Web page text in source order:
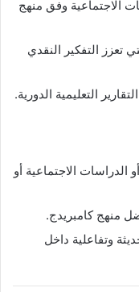
الاجتماعية وفق منهج
تعزز التفكير النقدي
التعليمية الدورية.
الدراسات الاجتماعية أو
منهج كامبريدج.
وتفاعلية داخل